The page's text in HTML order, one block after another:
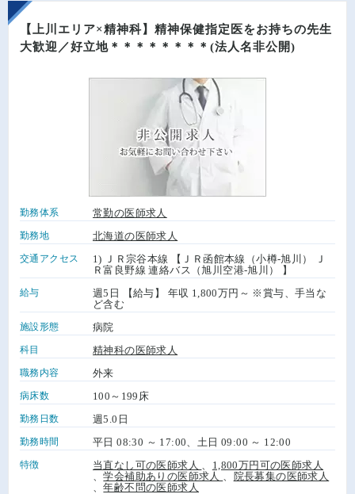
【上川エリア×精神科】精神保健指定医をお持ちの先生
大歓迎／好立地＊＊＊＊＊＊＊＊(法人名非公開)
勤務体系 常勤の医師求人
勤務地 北海道の医師求人
交通アクセス
1) ＪＲ宗谷本線 【ＪＲ函館本線（小樽-旭川） Ｊ
Ｒ富良野線 連絡バス（旭川空港-旭川） 】
給与
週5日 【給与】 年収 1,800万円～ ※賞与、手当な
ど含む
施設形態 病院
科目 精神科の医師求人
職務内容 外来
病床数 100～199床
勤務日数 週5.0日
勤務時間 平日 08:30 ～ 17:00、土日 09:00 ～ 12:00
特徴 当直なし可の医師求人
1,800万円可の医師求人
、学会補助ありの医師求人
院長募集の医師求人
、年齢不問の医師求人